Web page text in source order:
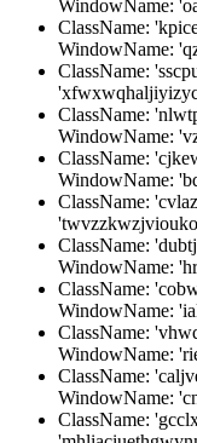
WindowName:
ClassName:
WindowName:
ClassName:
ClassName:
WindowName:
ClassName:
WindowName:
ClassName:
ClassName:
WindowName:
ClassName:
WindowName:
ClassName:
WindowName:
ClassName:
WindowName:
ClassName: